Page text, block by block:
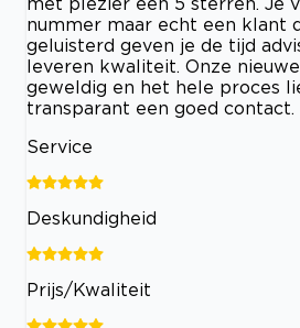
nummer maar echt een klant
geluisterd geven je de tijd
leveren kwaliteit. Onze
geweldig en het hele proces
transparant een goed contact.
Service
Deskundigheid
Prijs/Kwaliteit